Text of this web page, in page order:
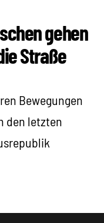
gehen
Straße
Bewegungen
den letzten